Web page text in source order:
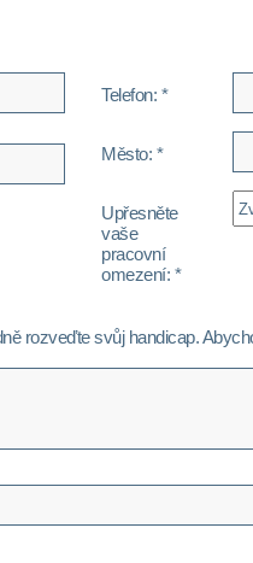
Telefon: *
Město: *
Upřesněte
vaše
pracovní
omezení: *
rozveďte svůj handicap.